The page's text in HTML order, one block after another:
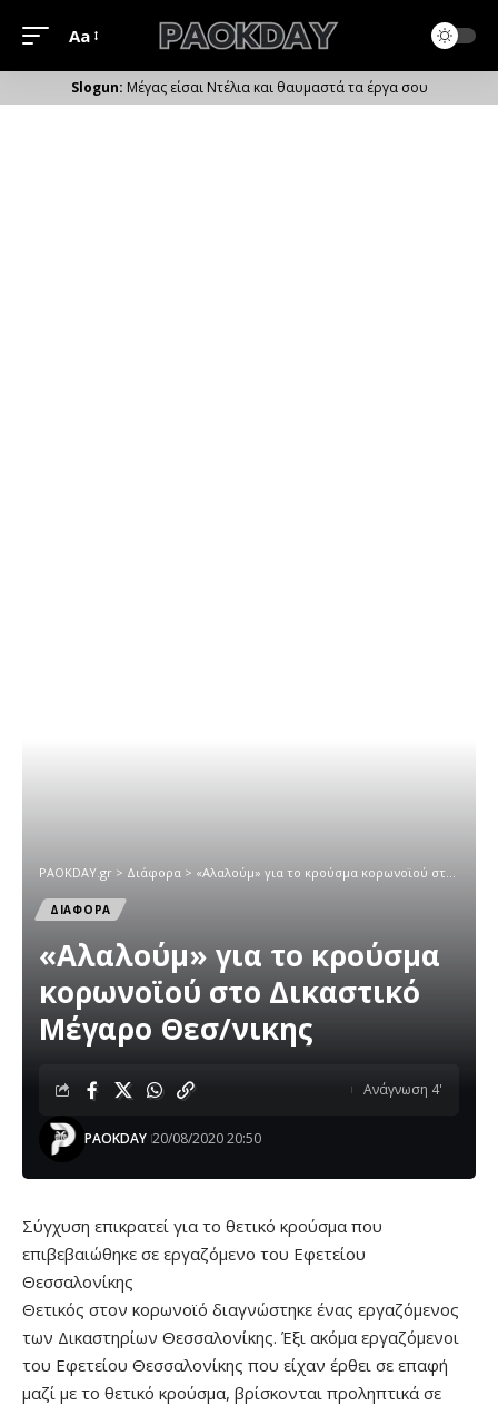
Μέγεθος
Γραμματοσειράς
Aa
Μέγας είσαι Ντέλια και θαυμαστά τα έργα σου
PAOKDAY.gr > Διάφορα > «Αλαλούμ» για το κρούσμα κορωνοϊού στο Δικαστικό Μέγαρο Θεσ/νικης
ΔΙΑΦΟΡΑ
«Αλαλούμ» για το κρούσμα
κορωνοϊού στο Δικαστικό
Μέγαρο Θεσ/νικης
PAOKDAY 20/08/2020 20:50
Ανάγνωση 4'
Σύγχυση επικρατεί για το θετικό κρούσμα που
επιβεβαιώθηκε σε εργαζόμενο του Εφετείου
Θεσσαλονίκης
Θετικός στον κορωνοϊό διαγνώστηκε ένας εργαζόμενος
των Δικαστηρίων Θεσσαλονίκης. Έξι ακόμα εργαζόμενοι
του Εφετείου Θεσσαλονίκης που είχαν έρθει σε επαφή
μαζί με το θετικό κρούσμα, βρίσκονται προληπτικά σε